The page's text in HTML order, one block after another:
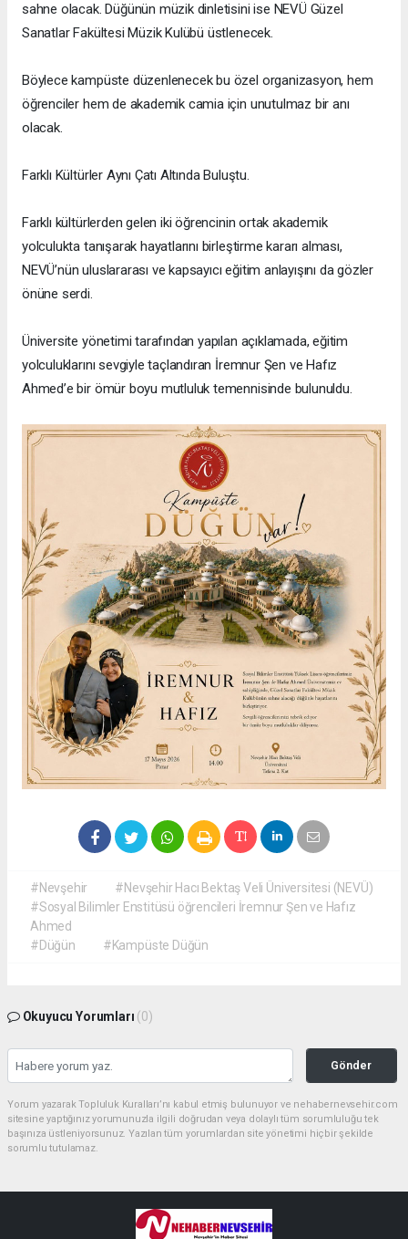
sahne olacak. Düğünün müzik dinletisini ise NEVÜ Güzel
Sanatlar Fakültesi Müzik Kulübü üstlenecek.
Böylece kampüste düzenlenecek bu özel organizasyon, hem
öğrenciler hem de akademik camia için unutulmaz bir anı
olacak.
Farklı Kültürler Aynı Çatı Altında Buluştu.
Farklı kültürlerden gelen iki öğrencinin ortak akademik
yolculukta tanışarak hayatlarını birleştirme kararı alması,
NEVÜ’nün uluslararası ve kapsayıcı eğitim anlayışını da gözler
önüne serdi.
Üniversite yönetimi tarafından yapılan açıklamada, eğitim
yolculuklarını sevgiyle taçlandıran İremnur Şen ve Hafız
Ahmed’e bir ömür boyu mutluluk temennisinde bulunuldu.
#Nevşehir
#Nevşehir Hacı Bektaş Veli Üniversitesi (NEVÜ)
#Sosyal Bilimler Enstitüsü öğrencileri İremnur Şen ve Hafız
Ahmed
#Düğün
#Kampüste Düğün
Okuyucu Yorumları (0)
Gönder
Yorum yazarak Topluluk Kuralları’nı kabul etmiş bulunuyor ve nehabernevsehir.com
sitesine yaptığınız yorumunuzla ilgili doğrudan veya dolaylı tüm sorumluluğu tek
başınıza üstleniyorsunuz. Yazılan tüm yorumlardan site yönetimi hiçbir şekilde
sorumlu tutulamaz.